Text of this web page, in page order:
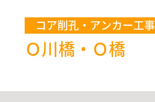
コア削孔・アンカー工事
Ｏ川橋・Ｏ橋